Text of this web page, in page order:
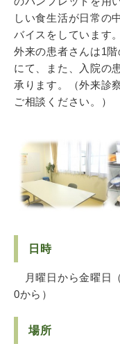
しい食生活が日常の
バイスをしています。
外来の患者さんは1
にて、また、入院の
承ります。（外来診
ご相談ください。）
日時
月曜日から金曜日
0から）
場所